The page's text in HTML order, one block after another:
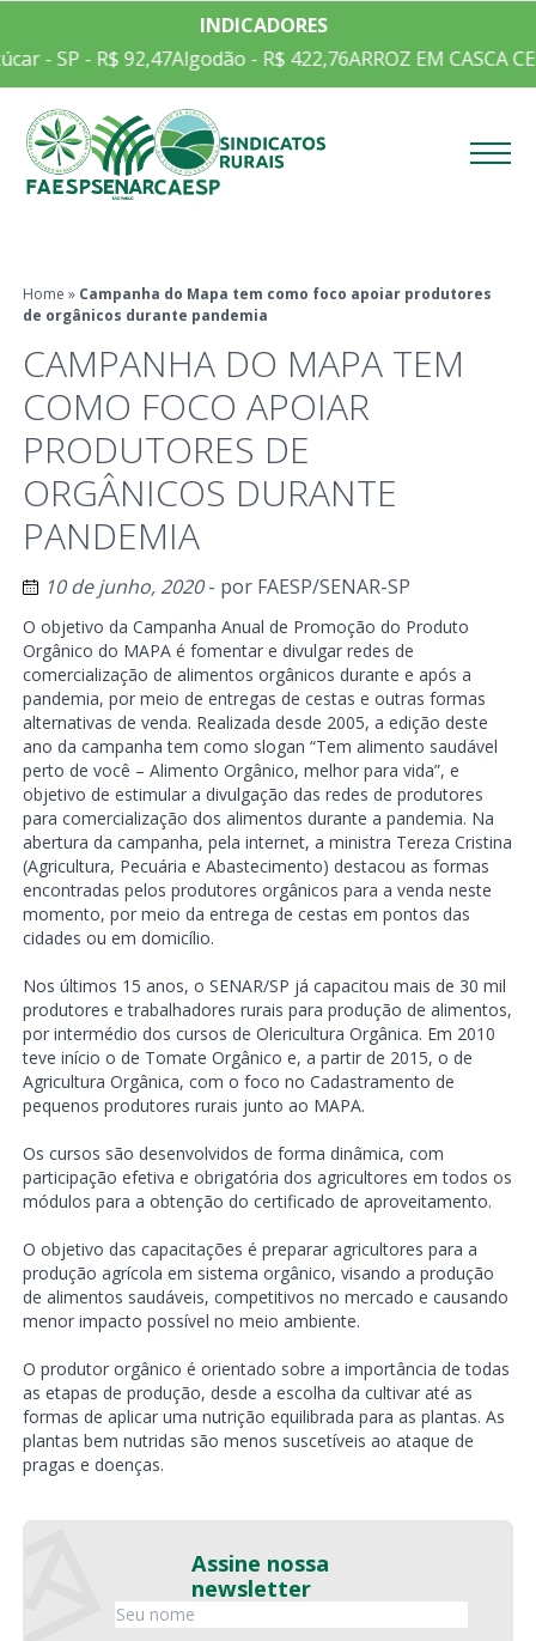
INDICADORES
- SP - R$ 92,47Algodão - R$ 422,76ARROZ EM CASCA
Home » Campanha do Mapa tem como foco apoiar produtores
de orgânicos durante pandemia
CAMPANHA DO MAPA TEM
COMO FOCO APOIAR
PRODUTORES DE
ORGÂNICOS DURANTE
PANDEMIA
10 de junho, 2020- por FAESP/SENAR-SP
O objetivo da Campanha Anual de Promoção do Produto
Orgânico do MAPA é fomentar e divulgar redes de
comercialização de alimentos orgânicos durante e após a
pandemia, por meio de entregas de cestas e outras formas
alternativas de venda. Realizada desde 2005, a edição deste
ano da campanha tem como slogan “Tem alimento saudável
perto de você – Alimento Orgânico, melhor para vida”, e
objetivo de estimular a divulgação das redes de produtores
para comercialização dos alimentos durante a pandemia. Na
abertura da campanha, pela internet, a ministra Tereza Cristina
(Agricultura, Pecuária e Abastecimento) destacou as formas
encontradas pelos produtores orgânicos para a venda neste
momento, por meio da entrega de cestas em pontos das
cidades ou em domicílio.
Nos últimos 15 anos, o SENAR/SP já capacitou mais de 30 mil
produtores e trabalhadores rurais para produção de alimentos,
por intermédio dos cursos de Olericultura Orgânica. Em 2010
teve início o de Tomate Orgânico e, a partir de 2015, o de
Agricultura Orgânica, com o foco no Cadastramento de
pequenos produtores rurais junto ao MAPA.
Os cursos são desenvolvidos de forma dinâmica, com
participação efetiva e obrigatória dos agricultores em todos os
módulos para a obtenção do certificado de aproveitamento.
O objetivo das capacitações é preparar agricultores para a
produção agrícola em sistema orgânico, visando a produção
de alimentos saudáveis, competitivos no mercado e causando
menor impacto possível no meio ambiente.
O produtor orgânico é orientado sobre a importância de todas
as etapas de produção, desde a escolha da cultivar até as
formas de aplicar uma nutrição equilibrada para as plantas. As
plantas bem nutridas são menos suscetíveis ao ataque de
pragas e doenças.
Assine nossa
newsletter